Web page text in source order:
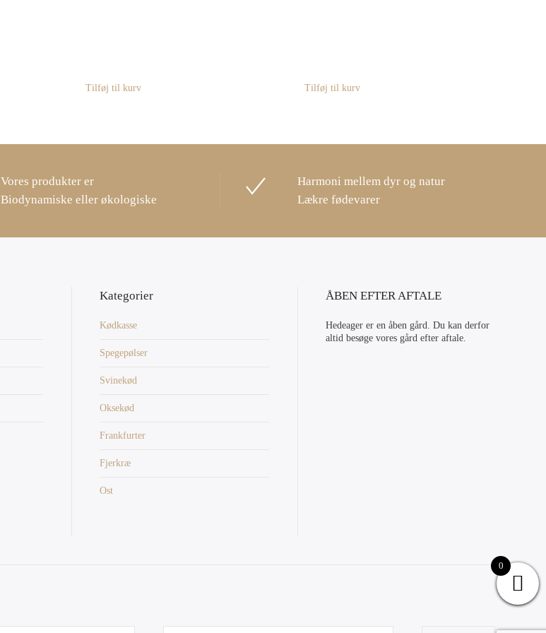
Tilføj til kurv Tilføj til kurv
Vores produkter er
Biodynamiske eller økologiske
Harmoni mellem dyr og natur
Lækre fødevarer
Kategorier
Kødkasse
Spegepølser
Svinekød
Oksekød
Frankfurter
Fjerkræ
Ost
ÅBEN EFTER AFTALE
Hedeager er en åben gård. Du kan derfor
altid besøge vores gård efter aftale.
0